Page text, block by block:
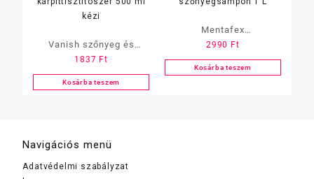
Vanish szőnyeg és
kárpittisztítószer 500 ml
kézi
1837 Ft
Kosárba teszem
Mentafex
szőnyegsampon 1 L
2990 Ft
Kosárba teszem
Navigációs menü
Adatvédelmi szabályzat